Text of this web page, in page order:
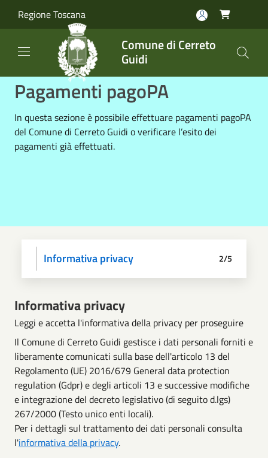
Regione Toscana 
Comune di Cerreto
Guidi
Pagamenti pagoPA
In questa sezione è possibile effettuare pagamenti pagoPA
del Comune di Cerreto Guidi o verificare l’esito dei
pagamenti già effettuati.
Scegli operazione
Informativa privacy
Dati anagrafici
Paga
Riepilogo 2/5
Informativa privacy
Leggi e accetta l'informativa della privacy per proseguire
Il Comune di Cerreto Guidi gestisce i dati personali forniti e
liberamente comunicati sulla base dell'articolo 13 del
Regolamento (UE) 2016/679 General data protection
regulation (Gdpr) e degli articoli 13 e successive modifiche
e integrazione del decreto legislativo (di seguito d.lgs)
267/2000 (Testo unico enti locali).
Per i dettagli sul trattamento dei dati personali consulta
l'informativa della privacy.